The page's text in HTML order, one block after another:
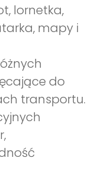
lornetka,
mapy i
do
transportu.